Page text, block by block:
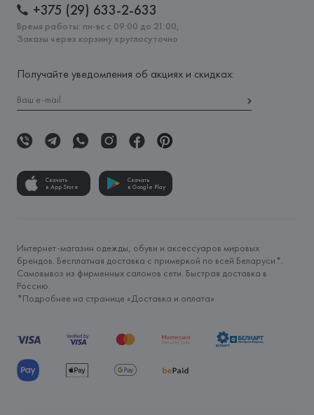
+375 (29) 633-2-633
Время работы: пн-вс с 09:00 до 21:00,
Заказы через корзину круглосуточно
Получайте уведомления об акциях и скидках:
Скачать
в App Store
Скачать
в Google Play
Интернет-магазин одежды, обуви и аксессуаров мировых
брендов. Бесплатная доставка с примеркой по всей Беларуси*.
Самовывоз из фирменных салонов сети. Быстрая доставка в
Россию.
*Подробнее на странице «Доставка и оплата»